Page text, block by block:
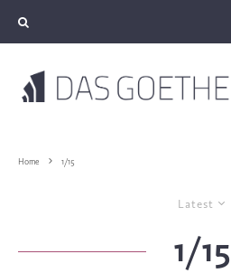
Home 1/15
Latest
1/15